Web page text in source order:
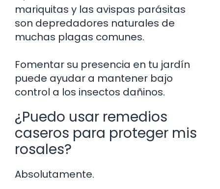
mariquitas y las avispas parásitas
son depredadores naturales de
muchas plagas comunes.
Fomentar su presencia en tu jardín
puede ayudar a mantener bajo
control a los insectos dañinos.
¿Puedo usar remedios
caseros para proteger mis
rosales?
Absolutamente.